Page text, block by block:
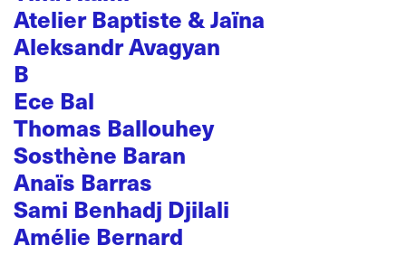
Atelier Baptiste & Jaïna
Aleksandr Avagyan
B
Ece Bal
Thomas Ballouhey
Sosthène Baran
Anaïs Barras
Sami Benhadj Djilali
Amélie Bernard